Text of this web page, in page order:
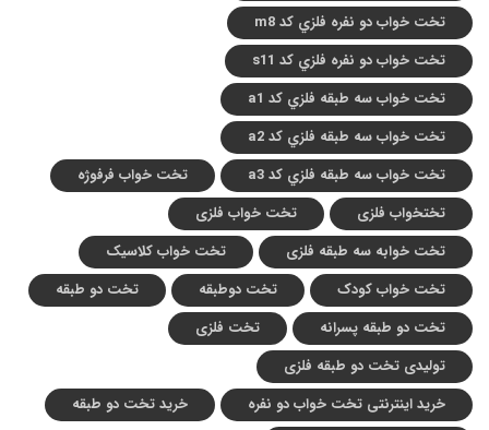
تخت خواب دو نفره فلزي کد m8
تخت خواب دو نفره فلزي کد s11
تخت خواب سه طبقه فلزي کد a1
تخت خواب سه طبقه فلزي کد a2
تخت خواب سه طبقه فلزي کد a3
تخت خواب فرفوژه
تختخواب فلزی
تخت خواب فلزی
تخت خوابه سه طبقه فلزی
تخت خواب کلاسیک
تخت خواب کودک
تخت دوطبقه
تخت دو طبقه
تخت دو طبقه پسرانه
تخت فلزی
تولیدی تخت دو طبقه فلزی
خرید اینترنتی تخت خواب دو نفره
خرید تخت دو طبقه